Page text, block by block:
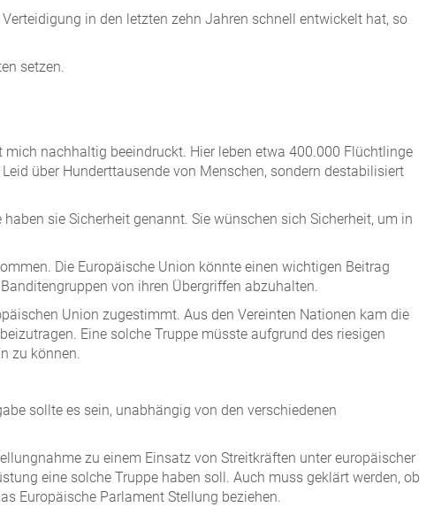
in den letzten zehn Jahren schnell entwickelt hat, so
setzen.
nachhaltig beeindruckt. Hier leben etwa 400.000 Flüchtlinge
über Hunderttausende von Menschen, sondern destabilisiert
sie Sicherheit genannt. Sie wünschen sich Sicherheit, um in
Die Europäische Union könnte einen wichtigen Beitrag
von ihren Übergriffen abzuhalten.
Union zugestimmt. Aus den Vereinten Nationen kam die
Eine solche Truppe müsste aufgrund des riesigen
zu können.
sollte es sein, unabhängig von den verschiedenen
zu einem Einsatz von Streitkräften unter europäischer
eine solche Truppe haben soll. Auch muss geklärt werden, ob
Europäische Parlament Stellung beziehen.